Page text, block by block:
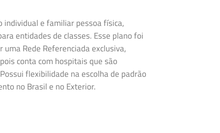
individual e familiar pessoa física,
entidades de classes. Esse plano foi
Rede Referenciada exclusiva,
conta com hospitais que são
flexibilidade na escolha de padrão
no Brasil e no Exterior.